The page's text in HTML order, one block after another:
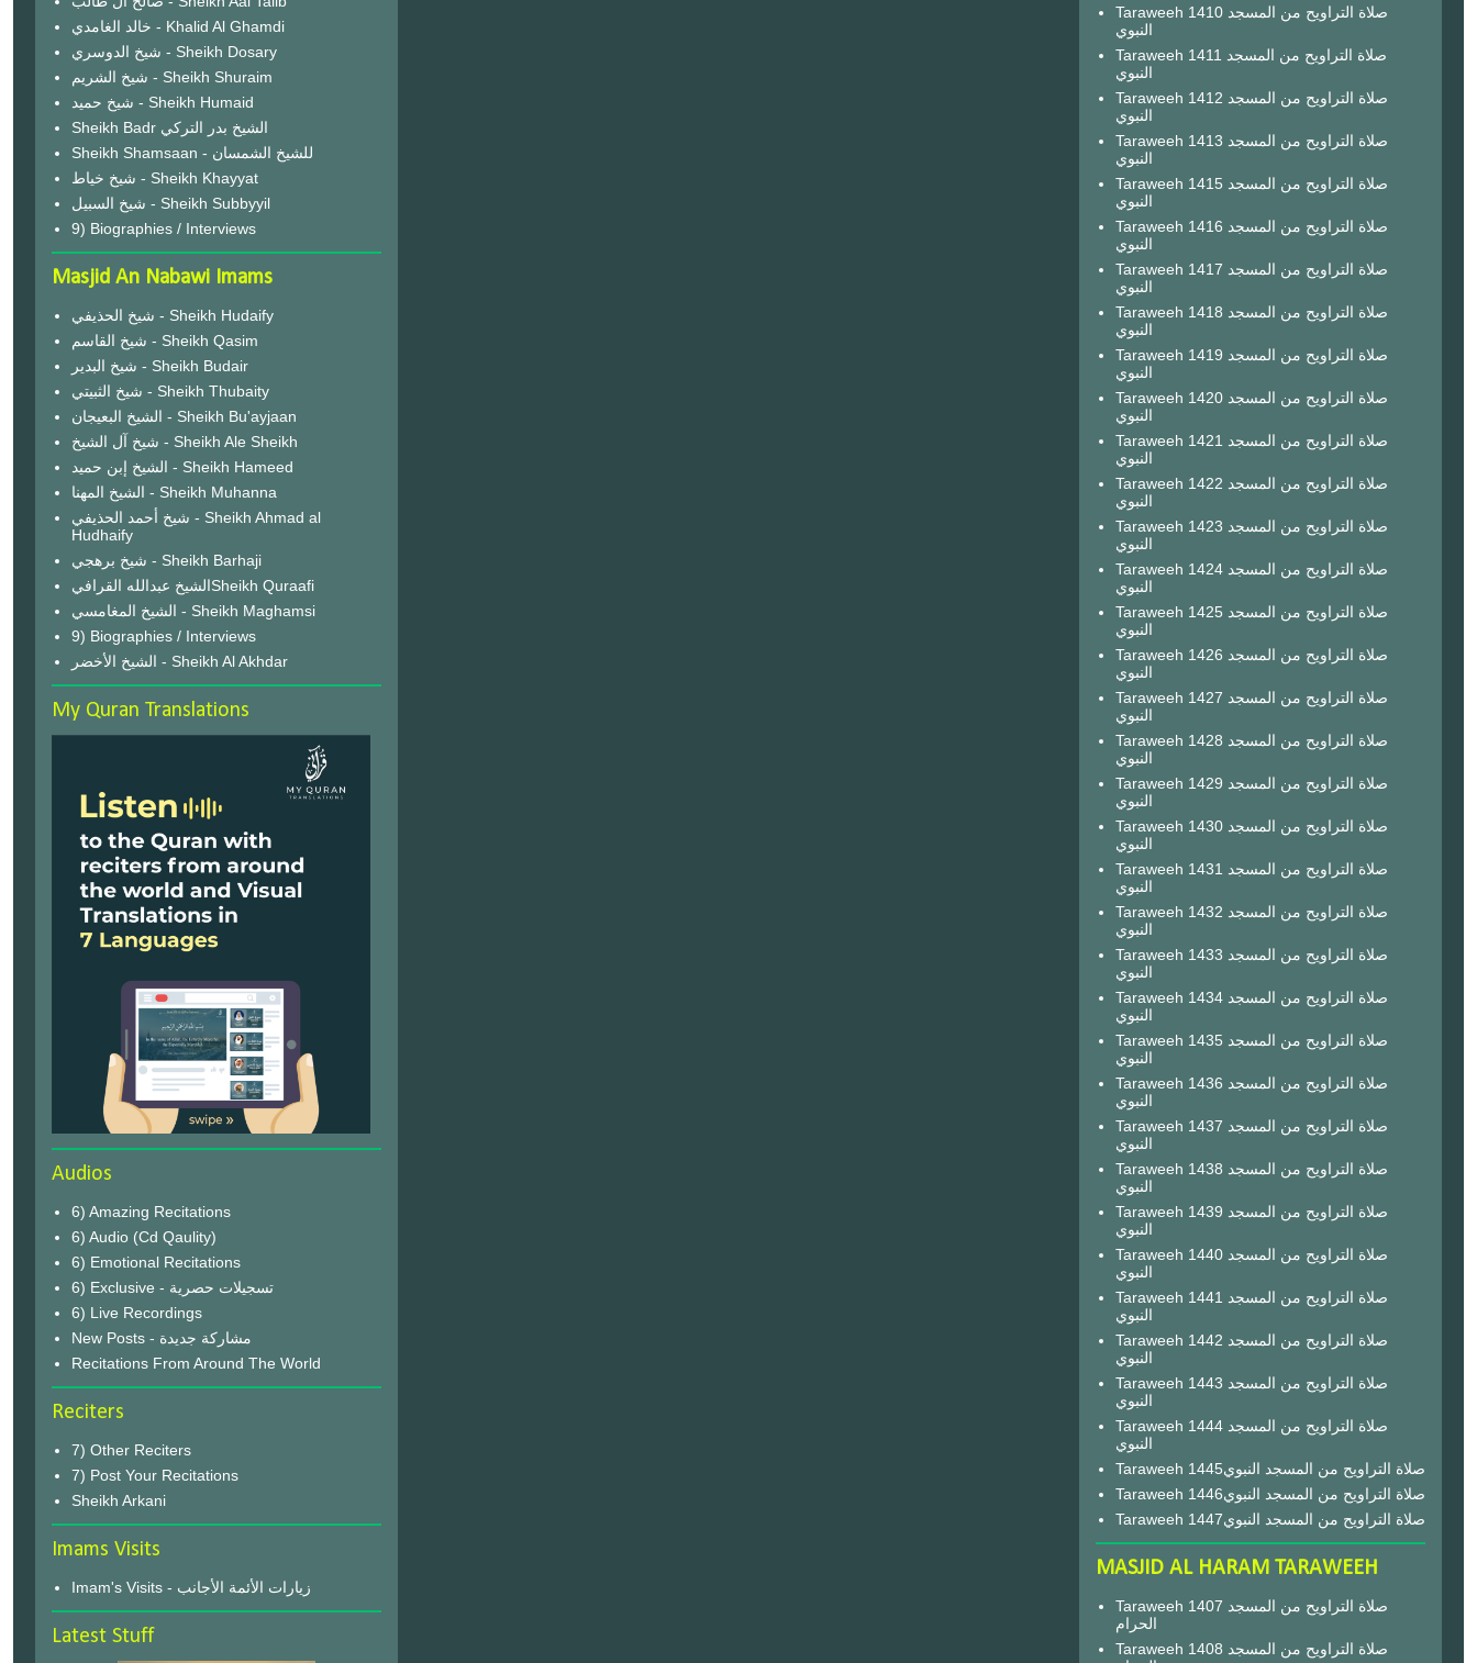
خالد الغامدي - Khalid Al Ghamdi
شيخ الدوسري - Sheikh Dosary
شيخ الشريم - Sheikh Shuraim
شيخ حميد - Sheikh Humaid
Sheikh Badr الشيخ بدر التركي
Sheikh Shamsaan - للشيخ الشمسان
شيخ خياط - Sheikh Khayyat
شيخ السبيل - Sheikh Subbyyil
9) Biographies / Interviews
Masjid An Nabawi Imams
شيخ الحذيفي - Sheikh Hudaify
شيخ القاسم - Sheikh Qasim
شيخ البدير - Sheikh Budair
شيخ الثبيتي - Sheikh Thubaity
الشيخ البعيجان - Sheikh Bu'ayjaan
شيخ آل الشيخ - Sheikh Ale Sheikh
الشيخ إبن حميد - Sheikh Hameed
الشيخ المهنا - Sheikh Muhanna
شيخ أحمد الحذيفي - Sheikh Ahmad al
Hudhaify
شيخ برهجي - Sheikh Barhaji
الشيخ عبدالله القرافيSheikh Quraafi
الشيخ المغامسي - Sheikh Maghamsi
9) Biographies / Interviews
الشيخ الأخضر - Sheikh Al Akhdar
My Quran Translations
Audios
6) Amazing Recitations
6) Audio (Cd Qaulity)
6) Emotional Recitations
6) Exclusive - تسجيلات حصرية
6) Live Recordings
New Posts - مشاركة جديدة
Recitations From Around The World
Reciters
7) Other Reciters
7) Post Your Recitations
Sheikh Arkani
Imams Visits
Imam's Visits - زيارات الأئمة الأجانب
Latest Stuff
Taraweeh 1410 صلاة التراويح من المسجد
النبوي
Taraweeh 1411 صلاة التراويح من المسجد
النبوي
Taraweeh 1412 صلاة التراويح من المسجد
النبوي
Taraweeh 1413 صلاة التراويح من المسجد
النبوي
Taraweeh 1415 صلاة التراويح من المسجد
النبوي
Taraweeh 1416 صلاة التراويح من المسجد
النبوي
Taraweeh 1417 صلاة التراويح من المسجد
النبوي
Taraweeh 1418 صلاة التراويح من المسجد
النبوي
Taraweeh 1419 صلاة التراويح من المسجد
النبوي
Taraweeh 1420 صلاة التراويح من المسجد
النبوي
Taraweeh 1421 صلاة التراويح من المسجد
النبوي
Taraweeh 1422 صلاة التراويح من المسجد
النبوي
Taraweeh 1423 صلاة التراويح من المسجد
النبوي
Taraweeh 1424 صلاة التراويح من المسجد
النبوي
Taraweeh 1425 صلاة التراويح من المسجد
النبوي
Taraweeh 1426 صلاة التراويح من المسجد
النبوي
Taraweeh 1427 صلاة التراويح من المسجد
النبوي
Taraweeh 1428 صلاة التراويح من المسجد
النبوي
Taraweeh 1429 صلاة التراويح من المسجد
النبوي
Taraweeh 1430 صلاة التراويح من المسجد
النبوي
Taraweeh 1431 صلاة التراويح من المسجد
النبوي
Taraweeh 1432 صلاة التراويح من المسجد
النبوي
Taraweeh 1433 صلاة التراويح من المسجد
النبوي
Taraweeh 1434 صلاة التراويح من المسجد
النبوي
Taraweeh 1435 صلاة التراويح من المسجد
النبوي
Taraweeh 1436 صلاة التراويح من المسجد
النبوي
Taraweeh 1437 صلاة التراويح من المسجد
النبوي
Taraweeh 1438 صلاة التراويح من المسجد
النبوي
Taraweeh 1439 صلاة التراويح من المسجد
النبوي
Taraweeh 1440 صلاة التراويح من المسجد
النبوي
Taraweeh 1441 صلاة التراويح من المسجد
النبوي
Taraweeh 1442 صلاة التراويح من المسجد
النبوي
Taraweeh 1443 صلاة التراويح من المسجد
النبوي
Taraweeh 1444 صلاة التراويح من المسجد
النبوي
Taraweeh 1445صلاة التراويح من المسجد النبوي
Taraweeh 1446صلاة التراويح من المسجد النبوي
Taraweeh 1447صلاة التراويح من المسجد النبوي
MASJID AL HARAM TARAWEEH
Taraweeh 1407 صلاة التراويح من المسجد
الحرام
Taraweeh 1408 صلاة التراويح من المسجد